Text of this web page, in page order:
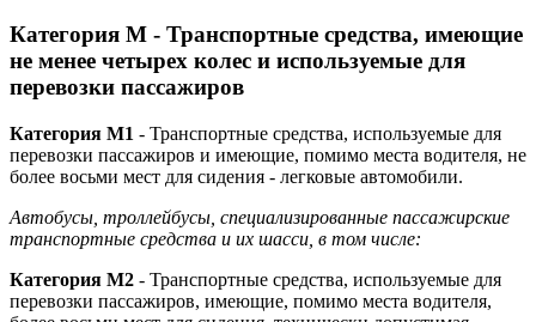
Категория M - Транспортные средства, имеющие
не менее четырех колес и используемые для
перевозки пассажиров
Категория M1 - Транспортные средства, используемые для
перевозки пассажиров и имеющие, помимо места водителя, не
более восьми мест для сидения - легковые автомобили.
Автобусы, троллейбусы, специализированные пассажирские
транспортные средства и их шасси, в том числе:
Категория M2 - Транспортные средства, используемые для
перевозки пассажиров, имеющие, помимо места водителя,